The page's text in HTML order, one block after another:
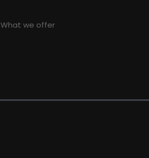
What we offer